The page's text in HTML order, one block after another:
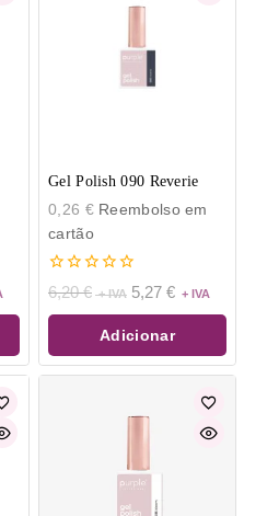
Gel Polish 090 Reverie
0,26 €Reembolso em
cartão
0
de
5
6,20€ 5,27 €
Adicionar